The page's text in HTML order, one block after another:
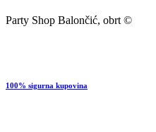
Party Shop Balončić, obrt ©
100% sigurna kupovina